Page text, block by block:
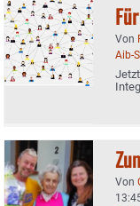
Von
Aib-
Von